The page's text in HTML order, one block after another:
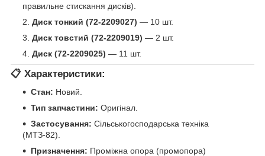
правильне стискання дисків).
Диск тонкий (72-2209027) — 10 шт.
Диск товстий (72-2209019) — 2 шт.
Диск (72-2209025) — 11 шт.
📋 Характеристики:
Стан: Новий.
Тип запчастини: Оригінал.
Застосування: Сільськогосподарська техніка
(МТЗ-82).
Призначення: Проміжна опора (промопора)